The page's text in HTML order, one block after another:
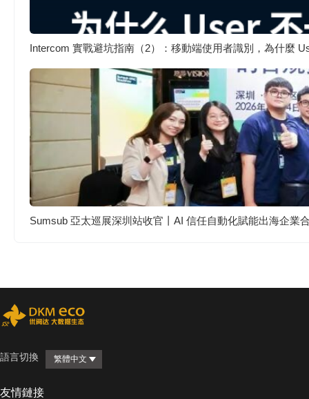
Intercom 實戰避坑指南（2）：移動端使用者識別，為什麼
Sumsub 亞太巡展深圳站收官丨AI 信任自動化賦能出海企業
語言切換 繁體中文
友情鏈接